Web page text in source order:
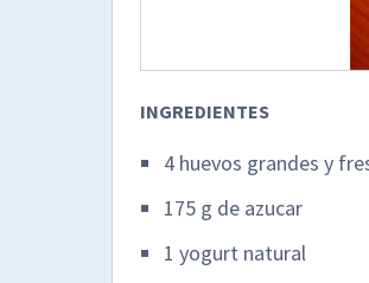
INGREDIENTES
4 huevos grandes y
175 g de azucar
1 yogurt natural